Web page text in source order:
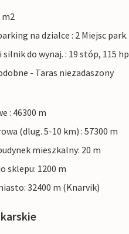
m2
na dzialce : 2 Miejsc park.
silnik do wynaj. : 19 stóp, 115 hp
- Taras niezadaszony
: 46300 m
(dlug. 5-10 km) : 57300 m
mieszkalny: 20 m
sklepu: 1200 m
32400 m (Knarvik)